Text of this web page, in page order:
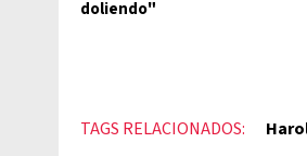
doliendo"
TAGS RELACIONADOS: